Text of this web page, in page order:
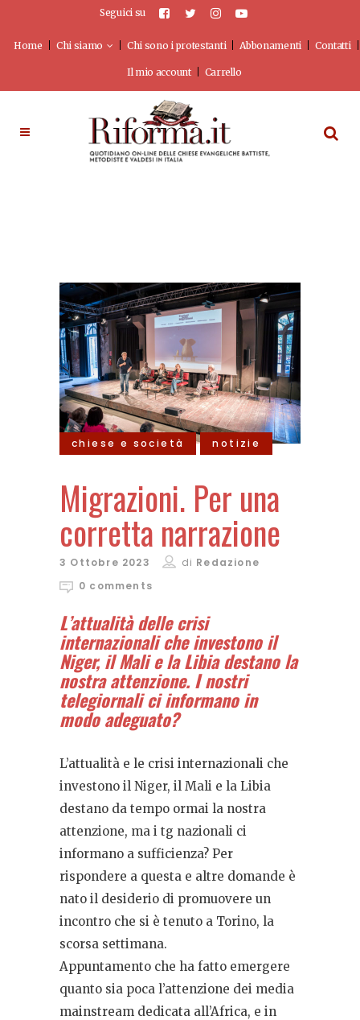
Seguici su
Home Chi siamo Chi sono i protestanti Abbonamenti Contatti
Il mio account Carrello
chiese e società notizie
Migrazioni. Per una
corretta narrazione
3 Ottobre 2023 di Redazione
0 comments
L’attualità delle crisi
internazionali che investono il
Niger, il Mali e la Libia destano la
nostra attenzione. I nostri
telegiornali ci informano in
modo adeguato?
L’attualità e le crisi internazionali che
investono il Niger, il Mali e la Libia
destano da tempo ormai la nostra
attenzione, ma i tg nazionali ci
informano a sufficienza? Per
rispondere a questa e altre domande è
nato il desiderio di promuovere un
incontro che si è tenuto a Torino, la
scorsa settimana.
Appuntamento che ha fatto emergere
quanto sia poca l’attenzione dei media
mainstream dedicata all’Africa, e in